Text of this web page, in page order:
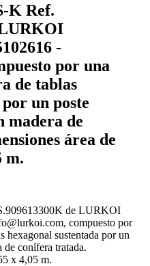
K Ref.
-
por una
de tablas
un poste
madera de
área de
m.
de LURKOI
compuesto por
hexagonal sustentada por un
de conífera tratada.
x 4,05 m.